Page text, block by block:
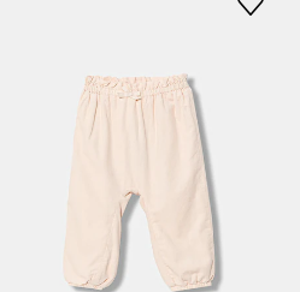
оскільки вони
задухи.
дрібних
Виробник